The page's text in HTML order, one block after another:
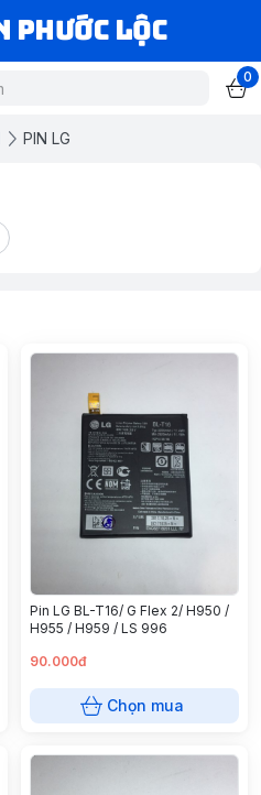
LỘC
0
PIN LG
Pin LG BL-T16/ G Flex 2/ H950 /
H955 / H959 / LS 996
90.000đ
Chọn mua